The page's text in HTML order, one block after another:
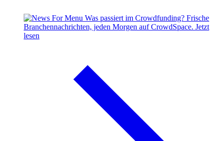
Was passiert im Crowdfunding? Frische
Branchennachrichten, jeden Morgen auf CrowdSpace. Jetzt
lesen